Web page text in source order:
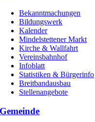
Bekanntmachungen
Bildungswerk
Kalender
Mindelstettener Markt
Kirche & Wallfahrt
Vereinsbahnhof
Infoblatt
Statistiken & Bürgerinfo
Breitbandausbau
Stellenangebote
Gemeinde